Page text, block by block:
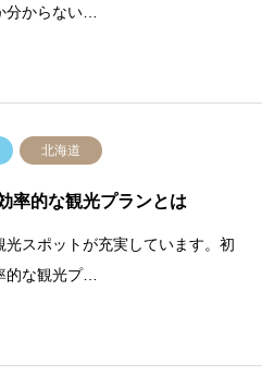
分からない…
北海道
率的な観光プランとは
スポットが充実しています。初
的な観光プ…